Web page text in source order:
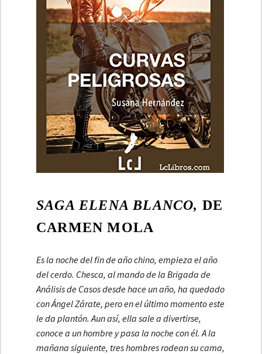
SAGA ELENA BLANCO, DE
CARMEN MOLA
Es la noche del fin de año chino, empieza el año
del cerdo. Chesca, al mando de la Brigada de
Análisis de Casos desde hace un año, ha quedado
con Ángel Zárate, pero en el último momento este
le da plantón. Aun así, ella sale a divertirse,
conoce a un hombre y pasa la noche con él. A la
mañana siguiente, tres hombres rodean su cama,